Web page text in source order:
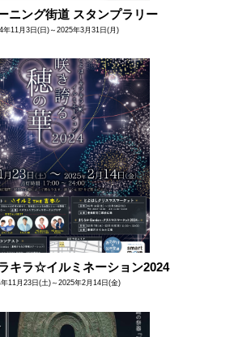
ニング街道 スタンプラリー
年11月3日(日)～2025年3月31日(月)
キラ☆イルミネーション2024
11月23日(土)～2025年2月14日(金)